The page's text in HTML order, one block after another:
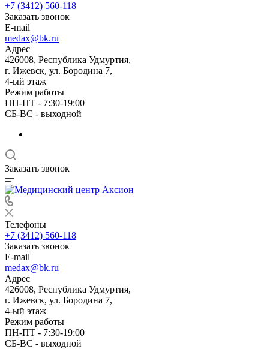
+7 (3412) 560-118
Заказать звонок
E-mail
medax@bk.ru
Адрес
426008, Республика Удмуртия,
г. Ижевск, ул. Бородина 7,
4-ый этаж
Режим работы
ПН-ПТ - 7:30-19:00
СБ-ВС - выходной
Заказать звонок
Телефоны
+7 (3412) 560-118
Заказать звонок
E-mail
medax@bk.ru
Адрес
426008, Республика Удмуртия,
г. Ижевск, ул. Бородина 7,
4-ый этаж
Режим работы
ПН-ПТ - 7:30-19:00
СБ-ВС - выходной